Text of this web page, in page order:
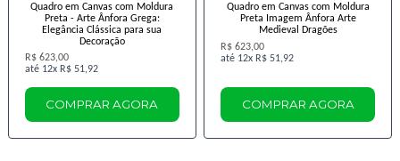
Quadro em Canvas com Moldura
Preta - Arte Ânfora Grega:
Elegância Clássica para sua
Decoração
R$ 623,00
12x R$ 51,92
COMPRAR AGORA
Quadro em Canvas com Moldura
Preta Imagem Ânfora Arte
Medieval Dragões
R$ 623,00
12x R$ 51,92
COMPRAR AGORA